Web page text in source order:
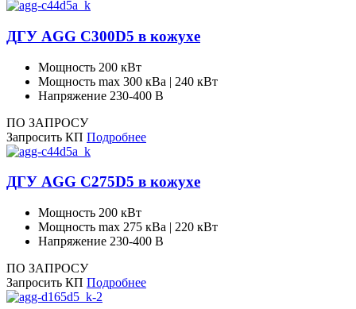
ДГУ AGG C300D5 в кожухе
Мощность 200 кВт
Мощность max 300 кВа | 240 кВт
Напряжение 230-400 В
ПО ЗАПРОСУ
Запросить КП Подробнее
ДГУ AGG C275D5 в кожухе
Мощность 200 кВт
Мощность max 275 кВа | 220 кВт
Напряжение 230-400 В
ПО ЗАПРОСУ
Запросить КП Подробнее